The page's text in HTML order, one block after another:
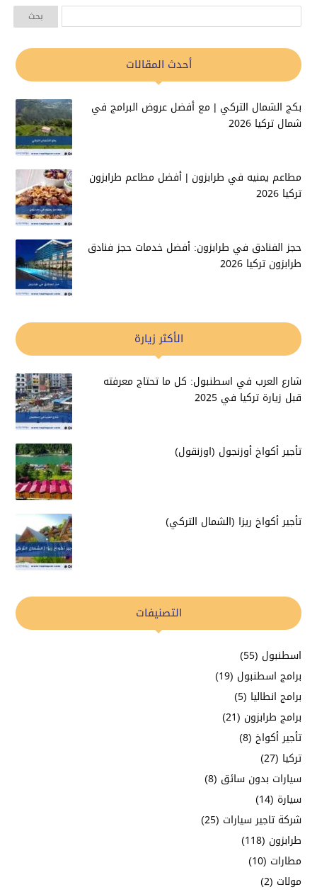
أحدث المقالات
بكج الشمال التركي | مع أفضل عروض البرامج في
شمال تركيا 2026
مطاعم يمنيه في طرابزون | أفضل مطاعم طرابزون
تركيا 2026
حجز الفنادق في طرابزون: أفضل خدمات حجز فنادق
طرابزون تركيا 2026
الأكثر زيارة
شارع العرب في اسطنبول: كل ما تحتاج معرفته
قبل زيارة تركيا في 2025
تأجير أكواخ أوزنجول (اوزنقول)
تأجير أكواخ ريزا (الشمال التركي)
التصنيفات
اسطنبول (55)
برامج اسطنبول (19)
برامج انطاليا (5)
برامج طرابزون (21)
تأجير أكواخ (8)
تركيا (27)
سيارات بدون سائق (8)
سيارة (14)
شركة تاجير سيارات (25)
طرابزون (118)
مطارات (10)
مولات (2)